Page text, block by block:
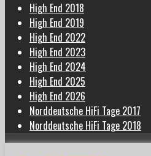
High End 2018
High End 2019
High End 2022
High End 2023
High End 2024
High End 2025
High End 2026
Norddeutsche HiFi Tage 2017
Norddeutsche HiFi Tage 2018